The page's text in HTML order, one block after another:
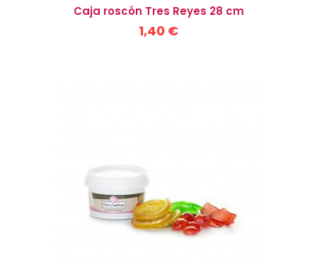
Caja roscón Tres Reyes 28 cm
1,40 €